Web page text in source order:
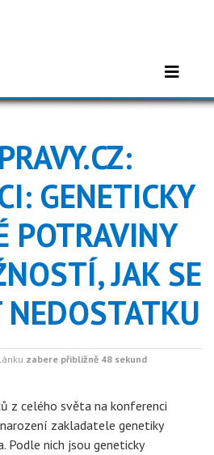
GENETICKY
POTRAVINY
JAK SE
zabere přibližně 48 sekund
z celého světa na konferenci
zakladatele genetiky
Podle nich jsou geneticky